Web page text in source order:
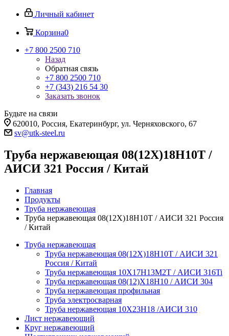
Личный кабинет
Корзина0
+7 800 2500 710
Назад
Обратная связь
+7 800 2500 710
+7 (343) 216 54 30
Заказать звонок
Будьте на связи
620010, Россия, Екатеринбург, ул. Черняховского, 67
sv@utk-steel.ru
Труба нержавеющая 08(12Х)18Н10Т /
АИСИ 321 Россия / Китай
Главная
Продукты
Труба нержавеющая
Труба нержавеющая 08(12Х)18Н10Т / АИСИ 321 Россия
/ Китай
Труба нержавеющая
Труба нержавеющая 08(12Х)18Н10Т / АИСИ 321
Россия / Китай
Труба нержавеющая 10Х17Н13М2Т / АИСИ 316Ti
Труба нержавеющая 08(12)Х18Н10 / АИСИ 304
Труба нержавеющая профильная
Труба электросварная
Труба нержавеющая 10Х23Н18 /АИСИ 310
Лист нержавеющий
Круг нержавеющий